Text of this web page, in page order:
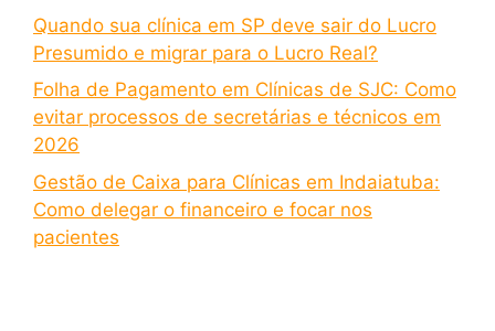
Quando sua clínica em SP deve sair do Lucro
Presumido e migrar para o Lucro Real?
Folha de Pagamento em Clínicas de SJC: Como
evitar processos de secretárias e técnicos em
2026
Gestão de Caixa para Clínicas em Indaiatuba:
Como delegar o financeiro e focar nos
pacientes